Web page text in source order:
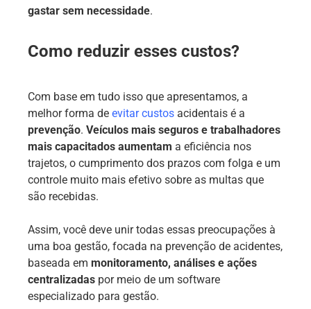
gastar sem necessidade.
Como reduzir esses custos?
Com base em tudo isso que apresentamos, a
melhor forma de evitar custos acidentais é a
prevenção. Veículos mais seguros e trabalhadores
mais capacitados aumentam a eficiência nos
trajetos, o cumprimento dos prazos com folga e um
controle muito mais efetivo sobre as multas que
são recebidas.
Assim, você deve unir todas essas preocupações à
uma boa gestão, focada na prevenção de acidentes,
baseada em monitoramento, análises e ações
centralizadas por meio de um software
especializado para gestão.